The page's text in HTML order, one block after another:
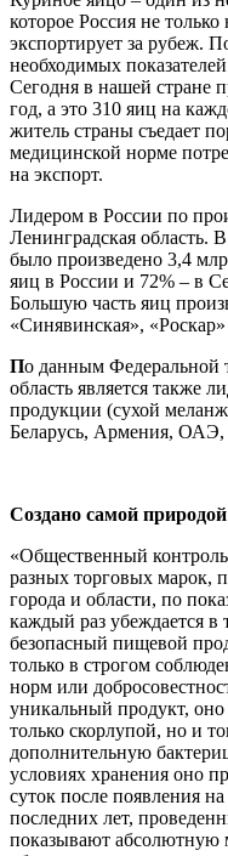
которое Россия не
экспортирует за рубеж.
необходимых
Сегодня в нашей стране
год, а это 310 яиц на
житель страны съедает
медицинской норме
на экспорт.
Лидером в России по
Ленинградская область.
было произведено 3,4
яиц в России и 72% – в
Большую часть яиц
«Синявинская»,
По данным Федеральной
область является также
продукции (сухой
Беларусь, Армения, ОАЭ,
Создано самой природой
«Общественный
разных торговых марок,
города и области, по
каждый раз убеждается
безопасный пищевой
только в строгом
норм или
уникальный продукт,
только скорлупой, но и
дополнительную
условиях хранения оно
суток после появления
последних лет,
показывают абсолютную